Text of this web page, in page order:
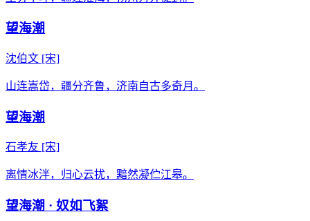
望海潮
沈伯文 [宋]
山连嵩岱，疆分齐鲁，济南自古多奇月。
望海潮
石孝友 [宋]
离情冰泮，归心云扰，黯然凝伫江皋。
望海潮 · 奴如飞絮